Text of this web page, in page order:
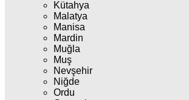
Kütahya
Malatya
Manisa
Mardin
Muğla
Muş
Nevşehir
Niğde
Ordu